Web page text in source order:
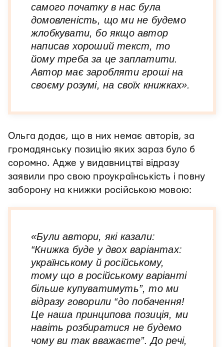
самого початку в нас була
домовленість, що ми не будемо
жлобкувати, бо якщо автор
написав хороший текст, то
йому треба за це заплатити.
Автор має заробляти гроші на
своєму розумі, на своїх книжках».
Ольга додає, що в них немає авторів, за
громадянську позицію яких зараз було б
соромно. Адже у видавництві відразу
заявили про свою проукраїнськість і повну
заборону на книжки російською мовою:
«Були автори, які казали:
“Книжка буде у двох варіантах:
українському й російському,
тому що в російському варіанті
більше купуватимуть”, то ми
відразу говорили “до побачення!
Це наша принципова позиція, ми
навіть розбиратися не будемо
чому ви так вважаєте”.До речі,